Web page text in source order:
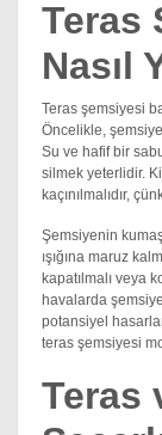
Teras
Nasıl
Teras şemsiyesi
Öncelikle,
Su ve hafif bir
silmek yeterlidir.
kaçınılmalıdır,
Şemsiyenin
ışığına maruz
kapatılmalı veya
havalarda
potansiyel
teras şemsiyesi
Teras